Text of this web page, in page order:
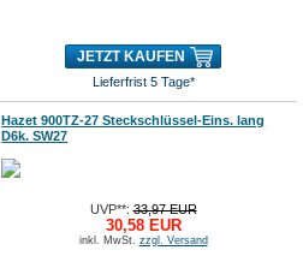
JETZT KAUFEN
Lieferfrist 5 Tage*
Hazet 900TZ-27 Steckschlüssel-Eins. lang
D6k. SW27
UVP**:33,97 EUR
30,58 EUR
inkl. MwSt. zzgl. Versand